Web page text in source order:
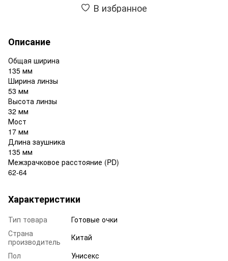
В избранное
Описание
Общая ширина
135 мм
Ширина линзы
53 мм
Высота линзы
32 мм
Мост
17 мм
Длина заушника
135 мм
Межзрачковое расстояние (PD)
62-64
Характеристики
Тип товара
Готовые очки
Страна
производитель
Китай
Пол
Унисекс